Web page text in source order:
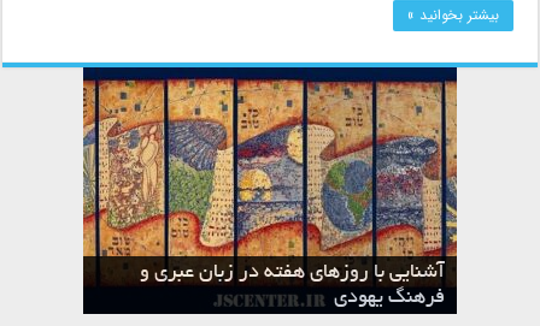
بیشتر بخوانید »
آشنایی با روزهای هفته در زبان عبری و
فرهنگ یهودی
ماه نیسان در تقویم عبری و میراث یهود
تقویم عبری
ماه شواط در تقویم عبری و میراث یهود
ماه طوت در تقویم عبری و میراث یهود
ماه حشوان در تقویم عبری و میراث یهود
ماه تیشری در تقویم عبری و میراث یهود
ماه الول در تقویم عبری و میراث یهود